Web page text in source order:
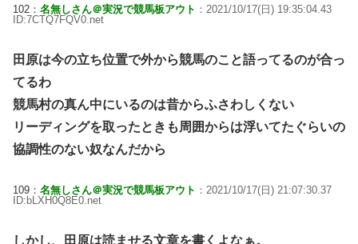
102： 名無しさん＠実況で競馬板アウト ：2021/10/17(日) 19:35:04.43
ID:7CTQ7FQV0.net
田原は今の立ち位置で外から競馬のこと語ってるのが合っ
てるわ
競馬村の真ん中にいるのは昔からふさわしくない
リーディングを取ったときも周囲からは浮いてたぐらいの
協調性のない奴なんだから
109： 名無しさん＠実況で競馬板アウト ：2021/10/17(日) 21:07:30.37
ID:bLXH0Q8E0.net
しかし、田原は読ませる文章を書くよなぁ。